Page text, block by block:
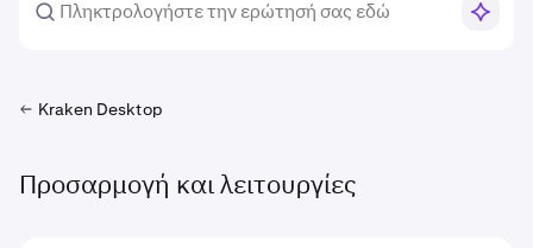
Kraken Desktop
Προσαρμογή και λειτουργίες